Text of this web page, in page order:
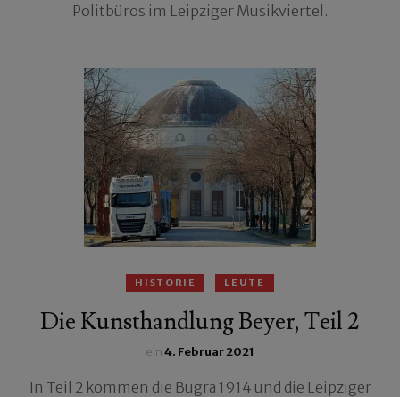
Politbüros im Leipziger Musikviertel.
HISTORIE LEUTE
Die Kunsthandlung Beyer, Teil 2
ein4. Februar 2021
In Teil 2 kommen die Bugra 1914 und die Leipziger